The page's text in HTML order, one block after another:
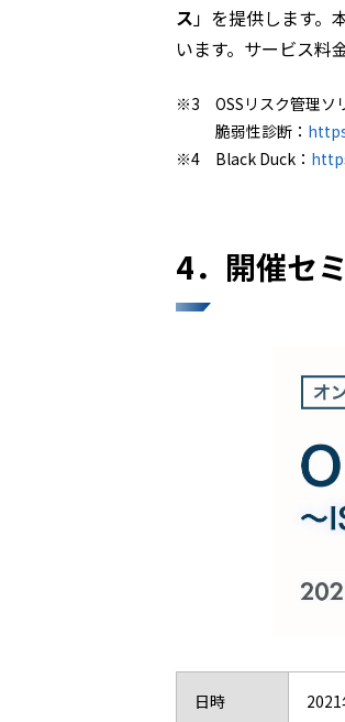
ス」を提供します。
います。サービス料
※3 OSSリスク管理ソ
脆弱性診断：
※4 Black Duck：
4．開催セ
日時